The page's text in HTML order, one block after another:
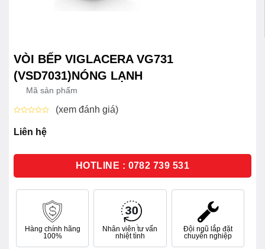
VÒI BẾP VIGLACERA VG731
(VSD7031)NÓNG LẠNH
Mã sản phẩm
xếp
hạng
sao
(xem đánh giá)
Liên hệ
HOTLINE : 0782 739 531
Hàng chính hãng
100%
Nhân viên tư vấn
nhiệt tình
Đội ngũ lắp đặt
chuyên nghiệp